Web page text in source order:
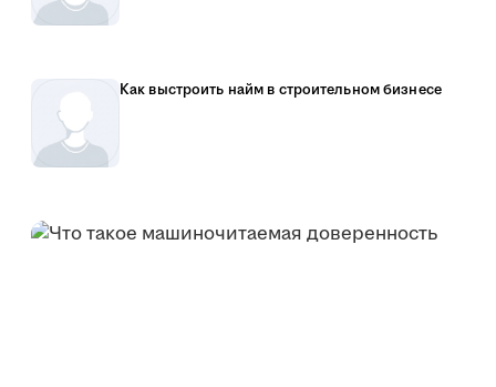
Как выстроить найм в строительном бизнесе